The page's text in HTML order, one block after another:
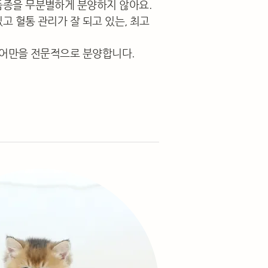
을 무분별하게 분양하지 않아요.
혈통 관리가 잘 되고 있는, 최고
만을 전문적으로 분양합니다.